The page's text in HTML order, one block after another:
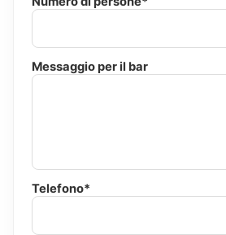
Messaggio per il bar
Telefono*